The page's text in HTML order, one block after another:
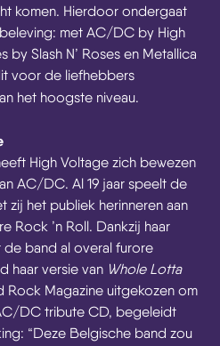
komen. Hierdoor ondergaat
met AC/DC by High
by Slash N’ Roses en Metallica
voor de liefhebbers
het hoogste niveau.
High Voltage zich bewezen
AC/DC. Al 19 jaar speelt de
het publiek herinneren aan
Rock ’n Roll. Dankzij haar
band al overal furore
haar versie van Whole Lotta
Rock Magazine uitgekozen om
DC tribute CD, begeleidt
“Deze Belgische band zou